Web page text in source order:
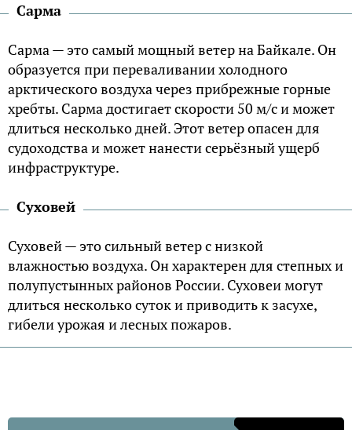
Сарма
Сарма — это самый мощный ветер на Байкале. Он
образуется при переваливании холодного
арктического воздуха через прибрежные горные
хребты. Сарма достигает скорости 50 м/с и может
длиться несколько дней. Этот ветер опасен для
судоходства и может нанести серьёзный ущерб
инфраструктуре.
Суховей
Суховей — это сильный ветер с низкой
влажностью воздуха. Он характерен для степных и
полупустынных районов России. Суховеи могут
длиться несколько суток и приводить к засухе,
гибели урожая и лесных пожаров.